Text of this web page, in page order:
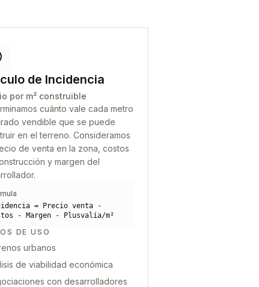
de Incidencia
por m² construible
cuánto vale cada metro
vendible que se puede
en el terreno. Consideramos
de venta en la zona, costos
y margen del
= Precio venta -
- Margen - Plusvalía/m²
DE USO
urbanos
de viabilidad económica
con desarrolladores